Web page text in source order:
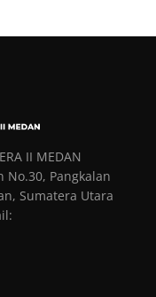
II MEDAN
No.30, Pangkalan
Sumatera Utara